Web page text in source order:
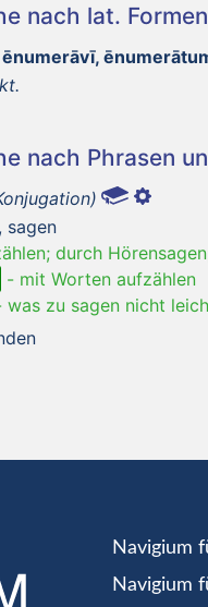
nach lat. Formen
nach Phrasen
sagen
durch
- mit Worten aufzählen
was zu sagen nicht
Navigium
Navigium